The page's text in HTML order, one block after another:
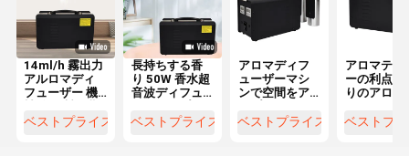
14ml/h 霧出力
アルロマディ
フューザー 機
霧拡散用
ベストプライス
長持ちする香
り 50W 香水超
音波ディフュ
イベート金型
ベストプライス
アロマディフ
ューザーマシ
ンで空間をア
商業用 35dB以
ベストプライス
アロマテラ
ーの利点を
りのアロマ
フューザー
ベストプ